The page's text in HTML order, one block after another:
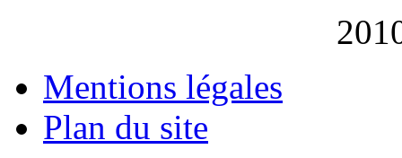
Mentions légales
Plan du site